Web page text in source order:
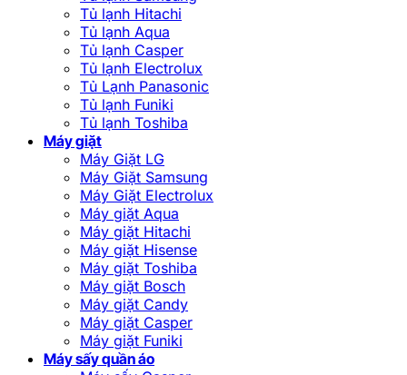
Tủ lạnh Hitachi
Tủ lạnh Aqua
Tủ lạnh Casper
Tủ lạnh Electrolux
Tủ Lạnh Panasonic
Tủ lạnh Funiki
Tủ lạnh Toshiba
Máy giặt
Máy Giặt LG
Máy Giặt Samsung
Máy Giặt Electrolux
Máy giặt Aqua
Máy giặt Hitachi
Máy giặt Hisense
Máy giặt Toshiba
Máy giặt Bosch
Máy giặt Candy
Máy giặt Casper
Máy giặt Funiki
Máy sấy quần áo